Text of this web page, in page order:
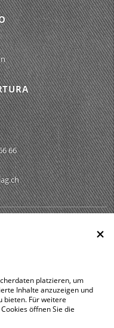
66
platzieren, um
Inhalte anzuzeigen und
bieten. Für weitere
öffnen Sie die